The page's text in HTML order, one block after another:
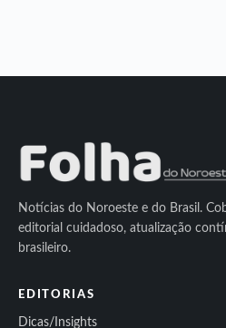
Notícias do Noroeste e do Brasil.
editorial cuidadoso, atualização
brasileiro.
EDITORIAS
Dicas/Insights